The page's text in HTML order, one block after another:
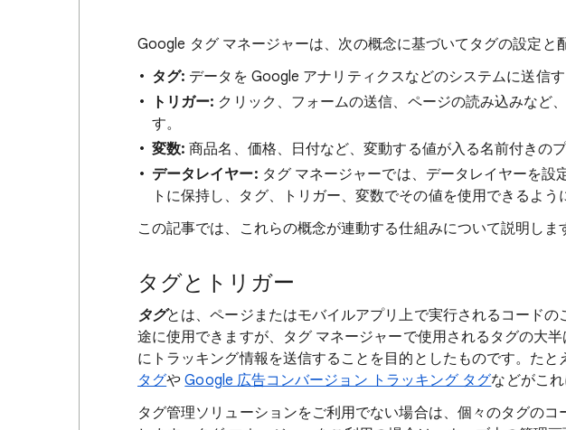
Google タグ マネージャーは、次の概念に基づいてタグの設定と
タグ: データを Google アナリティクスなどのシステムに送信す
トリガー: クリック、フォームの送信、ページの読み込みなど
す。
変数: 商品名、価格、日付など、変動する値が入る名前付きの
データレイヤー: タグ マネージャーでは、データレイヤーを設
トに保持し、タグ、トリガー、変数でその値を使用できるよう
この記事では、これらの概念が連動する仕組みについて説明しま
タグとトリガー
タグとは、ページまたはモバイルアプリ上で実行されるコードの
途に使用できますが、タグ マネージャーで使用されるタグの大
にトラッキング情報を送信することを目的としたものです。たと
タグやGoogle 広告コンバージョン トラッキング タグなどがこれ
タグ管理ソリューションをご利用でない場合は、個々のタグの